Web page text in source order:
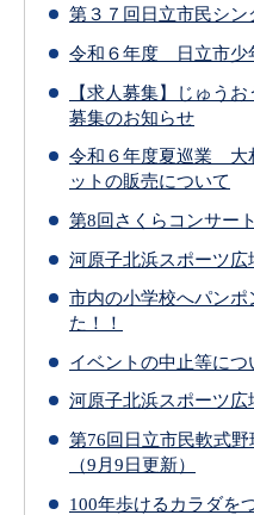
第３７回日立市民シン
令和６年度 日立市少
【求人募集】じゅう
募集のお知らせ
令和６年度夏巡業 大
ットの販売について
第8回さくらコンサート
河原⼦北浜スポーツ
市内の小学校へパン
た！！
イベントの中止等につ
河原子北浜スポーツ
第76回日立市民軟式
（9月9日更新）
100年歩けるカラダを